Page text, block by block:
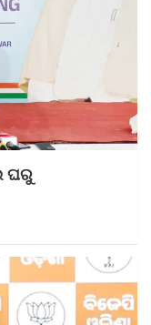
ଘରୁ